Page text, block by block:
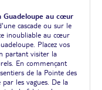
Guadeloupe au cœur
cascade ou sur le
inoubliable au cœur
Placez vos
partant visiter la
En commençant
de la Pointe des
les vagues. De la